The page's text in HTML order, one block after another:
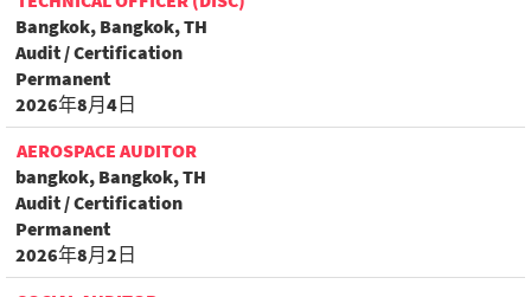
Bangkok, Bangkok, TH
Audit / Certification
Permanent
2026年8月4日
AEROSPACE AUDITOR
bangkok, Bangkok, TH
Audit / Certification
Permanent
2026年8月2日